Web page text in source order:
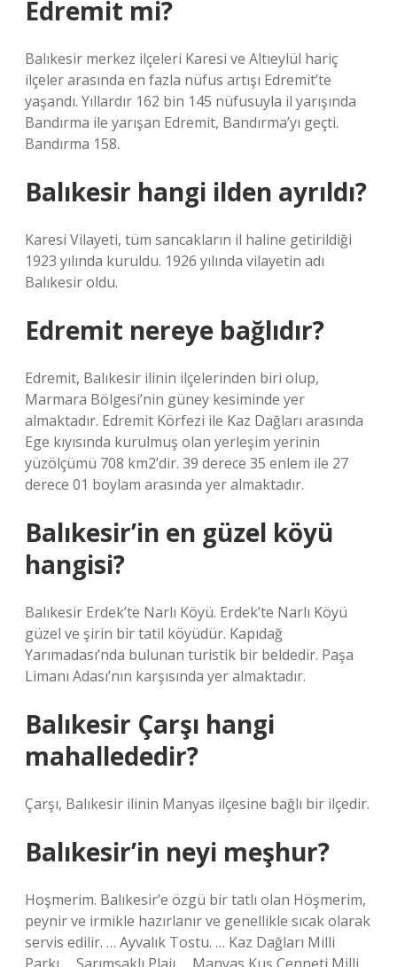
Edremit mi?
Balıkesir merkez ilçeleri Karesi ve Altıeylül hariç
ilçeler arasında en fazla nüfus artışı Edremit’te
yaşandı. Yıllardır 162 bin 145 nüfusuyla il yarışında
Bandırma ile yarışan Edremit, Bandırma’yı geçti.
Bandırma 158.
Balıkesir hangi ilden ayrıldı?
Karesi Vilayeti, tüm sancakların il haline getirildiği
1923 yılında kuruldu. 1926 yılında vilayetin adı
Balıkesir oldu.
Edremit nereye bağlıdır?
Edremit, Balıkesir ilinin ilçelerinden biri olup,
Marmara Bölgesi’nin güney kesiminde yer
almaktadır. Edremit Körfezi ile Kaz Dağları arasında
Ege kıyısında kurulmuş olan yerleşim yerinin
yüzölçümü 708 km2’dir. 39 derece 35 enlem ile 27
derece 01 boylam arasında yer almaktadır.
Balıkesir’in en güzel köyü
hangisi?
Balıkesir Erdek’te Narlı Köyü. Erdek’te Narlı Köyü
güzel ve şirin bir tatil köyüdür. Kapıdağ
Yarımadası’nda bulunan turistik bir beldedir. Paşa
Limanı Adası’nın karşısında yer almaktadır.
Balıkesir Çarşı hangi
mahallededir?
Çarşı, Balıkesir ilinin Manyas ilçesine bağlı bir ilçedir.
Balıkesir’in neyi meşhur?
Hoşmerim. Balıkesir’e özgü bir tatlı olan Höşmerim,
peynir ve irmikle hazırlanır ve genellikle sıcak olarak
servis edilir. … Ayvalık Tostu. … Kaz Dağları Milli